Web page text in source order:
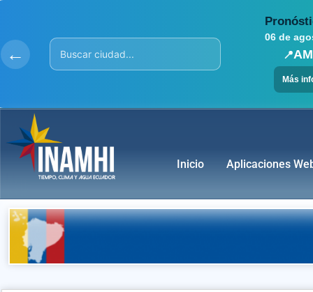
contenido
←
06 de
📍
Más
Inicio Aplicaciones